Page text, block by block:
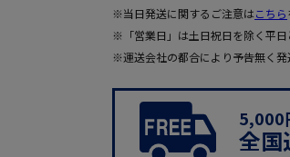
※当日発送に関するご注意はこちら
※「営業日」は土日祝日を除く平日
※運送会社の都合により予告無く発
5,000
全国